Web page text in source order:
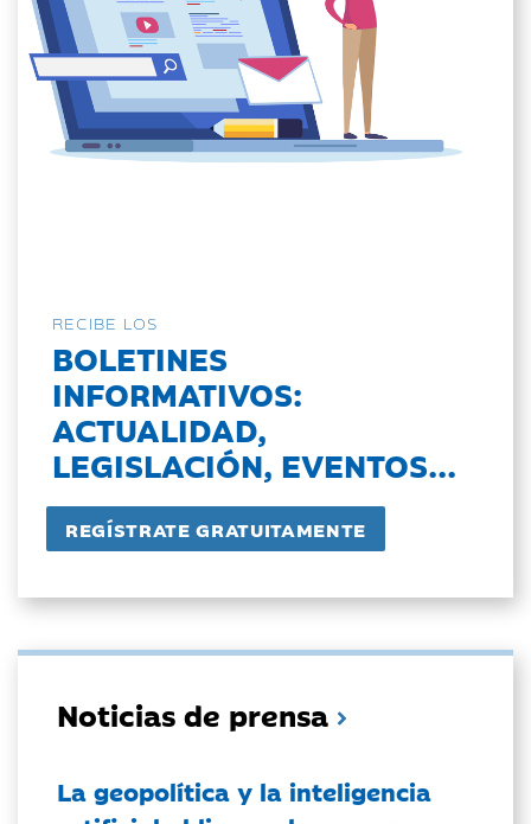
RECIBE LOS
BOLETINES
INFORMATIVOS:
ACTUALIDAD,
LEGISLACIÓN, EVENTOS...
Noticias de prensa
La geopolítica y la inteligencia